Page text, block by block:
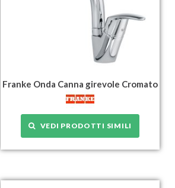
Franke Onda Canna girevole Cromato
VEDI PRODOTTI SIMILI